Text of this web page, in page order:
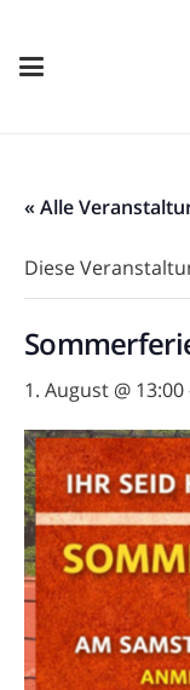
« Alle
Diese
1. August @ 13:00